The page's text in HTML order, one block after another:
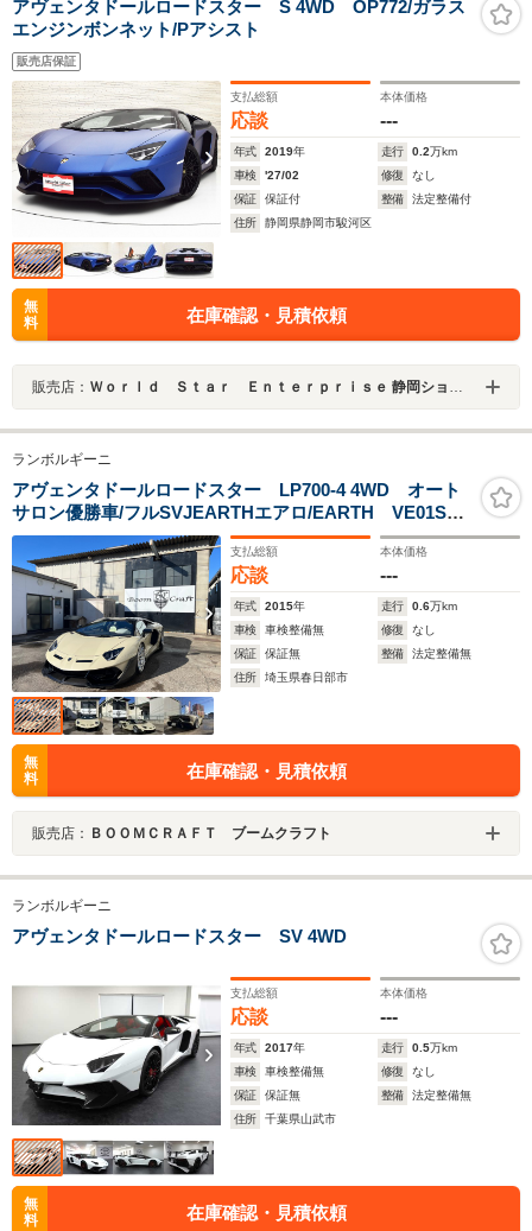
アヴェンタドールロードスター S 4WD OP772/ガラス
エンジンボンネット/Pアシスト
販売店保証
支払総額
応談
本体価格
---
年式 2019年 走行 0.2万km
車検
'27/02 修復
なし
保証
保証付 整備
法定整備付
住所
静岡県静岡市駿河区
無
料
在庫確認・見積依頼
販売店： Ｗｏｒｌｄ Ｓｔａｒ Ｅｎｔｅｒｐｒｉｓｅ 静岡ショールーム
ランボルギーニ
アヴェンタドールロードスター LP700-4 4WD オート
サロン優勝車/フルSVJEARTHエアロ/EARTH VE01SVJ
ワイドボディキット/内装加工/専用AWホイール/専用マフ
ラー/SVJ硬いシート乗り味から柔らか乗り味もちろんパ
ワーシート快適装備/出力UP
支払総額
応談
本体価格
---
年式 2015年 走行 0.6万km
車検
車検整備無 修復
なし
保証
保証無 整備
法定整備無
住所
埼玉県春日部市
無
料
在庫確認・見積依頼
販売店： ＢＯＯＭＣＲＡＦＴ ブームクラフト
ランボルギーニ
アヴェンタドールロードスター SV 4WD
支払総額
応談
本体価格
---
年式 2017年 走行 0.5万km
車検
車検整備無 修復
なし
保証
保証無 整備
法定整備無
住所
千葉県山武市
無
料
在庫確認・見積依頼